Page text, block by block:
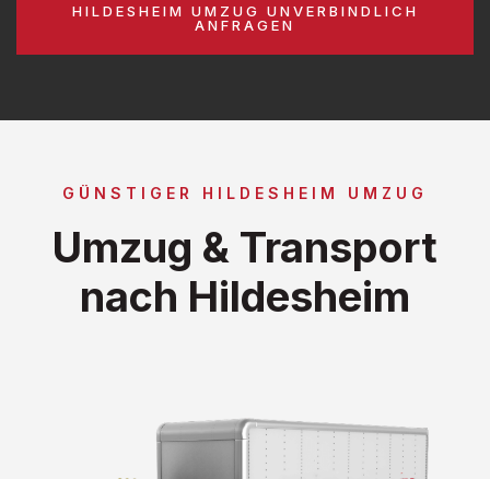
HILDESHEIM UMZUG UNVERBINDLICH
ANFRAGEN
GÜNSTIGER HILDESHEIM UMZUG
Umzug & Transport
nach Hildesheim